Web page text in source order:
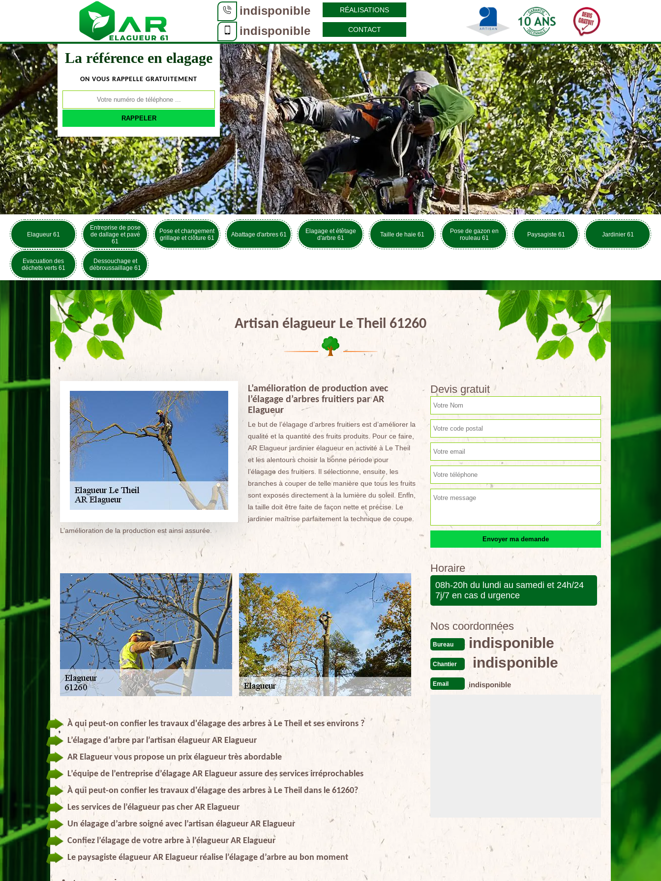
indisponible
indisponible
RÉALISATIONS
CONTACT
La référence en elagage
ON VOUS RAPPELLE GRATUITEMENT
Elagueur 61
Entreprise de pose
de dallage et pavé
61
Pose et changement
grillage et clôture 61
Abattage d'arbres 61
Elagage et étêtage
d'arbre 61
Taille de haie 61
Pose de gazon en
rouleau 61
Paysagiste 61 Jardinier 61
Evacuation des
déchets verts 61
Dessouchage et
débroussaillage 61
Artisan élagueur Le Theil 61260
L’amélioration de production avec
l’élagage d’arbres fruitiers par AR
Elagueur
Le but de l’élagage d’arbres fruitiers est d’améliorer la
qualité et la quantité des fruits produits. Pour ce faire,
AR Elagueur jardinier élagueur en activité à Le Theil
et les alentours choisir la bonne période pour
l’élagage des fruitiers. Il sélectionne, ensuite, les
branches à couper de telle manière que tous les fruits
sont exposés directement à la lumière du soleil. Enfin,
la taille doit être faite de façon nette et précise. Le
jardinier maîtrise parfaitement la technique de coupe.
L’amélioration de la production est ainsi assurée.
À qui peut-on confier les travaux d'élagage des arbres à Le Theil et ses environs ?
L’élagage d’arbre par l’artisan élagueur AR Elagueur
AR Elagueur vous propose un prix élagueur très abordable
L’équipe de l’entreprise d’élagage AR Elagueur assure des services irréprochables
À qui peut-on confier les travaux d'élagage des arbres à Le Theil dans le 61260?
Les services de l’élagueur pas cher AR Elagueur
Un élagage d’arbre soigné avec l’artisan élagueur AR Elagueur
Confiez l’élagage de votre arbre à l’élagueur AR Elagueur
Le paysagiste élagueur AR Elagueur réalise l’élagage d’arbre au bon moment
Devis gratuit
Horaire
08h-20h du lundi au samedi et 24h/24
7j/7 en cas d urgence
Nos coordonnées
Bureau indisponible
Chantier indisponible
Email indisponible